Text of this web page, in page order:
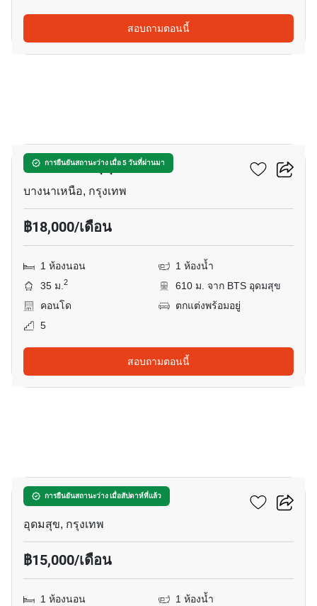
สอบถามตอนนี้
การยืนยันสถานะว่าง เมื่อ 5 วันที่ผ่านมา
เดอะ สกาย สุขุมวิท
บางนาเหนือ, กรุงเทพ
฿18,000/เดือน
1 ห้องนอน
1 ห้องน้ำ
35 ม.2
610 ม. จาก BTS อุดมสุข
คอนโด
ตกแต่งพร้อมอยู่
5
สอบถามตอนนี้
การยืนยันสถานะว่าง เมื่อสัปดาห์ที่แล้ว
เอลลิโอ เดล เนสท์
อุดมสุข, กรุงเทพ
฿15,000/เดือน
1 ห้องนอน 1 ห้องน้ำ